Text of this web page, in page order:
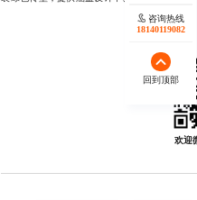
欢迎
咨询热线
18140119082
回到顶部